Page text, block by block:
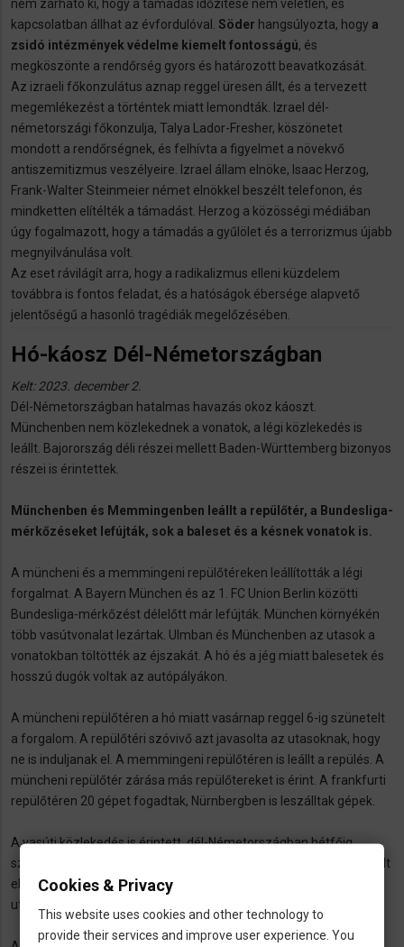
nem zárható ki, hogy a támadás időzítése nem véletlen, és
kapcsolatban állhat az évfordulóval. Söder hangsúlyozta, hogy a
zsidó intézmények védelme kiemelt fontosságú, és
megköszönte a rendőrség gyors és határozott beavatkozását.
Az izraeli főkonzulátus aznap reggel üresen állt, és a tervezett
megemlékezést a történtek miatt lemondták. Izrael dél-
németországi főkonzulja, Talya Lador-Fresher, köszönetet
mondott a rendőrségnek, és felhívta a figyelmet a növekvő
antiszemitizmus veszélyeire. Izrael állam elnöke, Isaac Herzog,
Frank-Walter Steinmeier német elnökkel beszélt telefonon, és
mindketten elítélték a támadást. Herzog a közösségi médiában
úgy fogalmazott, hogy a támadás a gyűlölet és a terrorizmus újabb
megnyilvánulása volt.
Az eset rávilágít arra, hogy a radikalizmus elleni küzdelem
továbbra is fontos feladat, és a hatóságok ébersége alapvető
jelentőségű a hasonló tragédiák megelőzésében.
Hó-káosz Dél-Németországban
Kelt: 2023. december 2.
Dél-Németországban hatalmas havazás okoz káoszt.
Münchenben nem közlekednek a vonatok, a légi közlekedés is
leállt. Bajorország déli részei mellett Baden-Württemberg bizonyos
részei is érintettek.
Münchenben és Memmingenben leállt a repülőtér, a Bundesliga-
mérkőzéseket lefújták, sok a baleset és a késnek vonatok is.
A müncheni és a memmingeni repülőtéreken leállították a légi
forgalmat. A Bayern München és az 1. FC Union Berlin közötti
Bundesliga-mérkőzést délelőtt már lefújták. München környékén
több vasútvonalat lezártak. Ulmban és Münchenben az utasok a
vonatokban töltötték az éjszakát. A hó és a jég miatt balesetek és
hosszú dugók voltak az autópályákon.
A müncheni repülőtéren a hó miatt vasárnap reggel 6-ig szünetelt
a forgalom. A repülőtéri szóvivő azt javasolta az utasoknak, hogy
ne is induljanak el. A memmingeni repülőtéren is leállt a repülés. A
müncheni repülőtér zárása más repülőtereket is érint. A frankfurti
repülőtéren 20 gépet fogadtak, Nürnbergben is leszálltak gépek.
A vasúti közlekedés is érintett, dél-Németországban hétfőig
számítani kell fennakadásokra. A müncheni főpályaudvar nem volt
elérhető. A Bahn közölte, hogy akik Dél-Németországban tervezik
utazásukat, később is felhasználhatják jegyüket.
Cookies & Privacy
This website uses cookies and other technology to
provide their services and improve user experience. You